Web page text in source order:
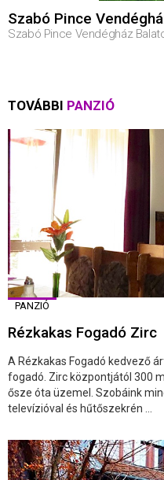
Szabó Pince
Szabó Pince Vendégház
TOVÁBBI PANZIÓ
PANZIÓ
Rézkakas Fogadó Zirc
A Rézkakas Fogadó kedvező
fogadó. Zirc központjától 300
ősze óta üzemel. Szobáink
televízióval és hűtőszekrén ...